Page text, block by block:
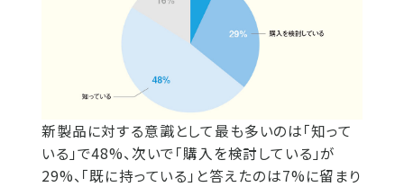
新製品に対する意識として最も多いのは「知って
いる」で48%、次いで「購入を検討している」が
29%、「既に持っている」と答えたのは7%に留まり